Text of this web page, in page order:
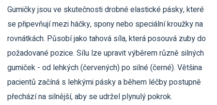
Gumičky jsou ve skutečnosti drobné elastické pásky, které
se připevňují mezi háčky, spony nebo speciální kroužky na
rovnátkách. Působí jako tahová síla, která posouvá zuby do
požadované pozice. Sílu lze upravit výběrem různě silných
gumiček - od lehkých (červených) po silné (černé). Většina
pacientů začíná s lehkými pásky a během léčby postupně
přechází na silnější, aby se udržel plynulý pokrok.